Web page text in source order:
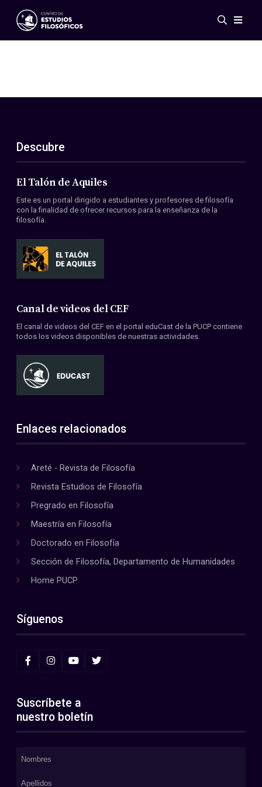
Eventos
ES
EN
Acerca de nosotros
Miembros
Convenios
Descubre
El Talón de Aquiles
Este es un portal dirigido a estudiantes y profesores de filosofía
con la finalidad de ofrecer recursos para la enseñanza de la
filosofía.
Canal de videos del CEF
El canal de videos del CEF en el portal eduCast de la PUCP contiene
todos los videos disponibles de nuestras actividades.
Enlaces relacionados
Areté - Revista de Filosofía
Revista Estudios de Filosofía
Pregrado en Filosofía
Maestría en Filosofía
Doctorado en Filosofía
Sección de Filosofía, Departamento de Humanidades
Home PUCP
Síguenos
Suscríbete a
nuestro boletín